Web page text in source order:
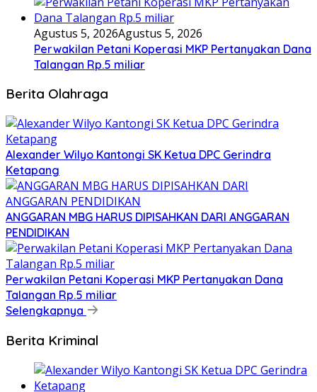
Agustus 5, 2026Agustus 5, 2026
Perwakilan Petani Koperasi MKP Pertanyakan Dana
Talangan Rp.5 miliar
Berita Olahraga
Alexander Wilyo Kantongi SK Ketua DPC Gerindra
Ketapang
ANGGARAN MBG HARUS DIPISAHKAN DARI ANGGARAN
PENDIDIKAN
Perwakilan Petani Koperasi MKP Pertanyakan Dana
Talangan Rp.5 miliar
Selengkapnya
Berita Kriminal